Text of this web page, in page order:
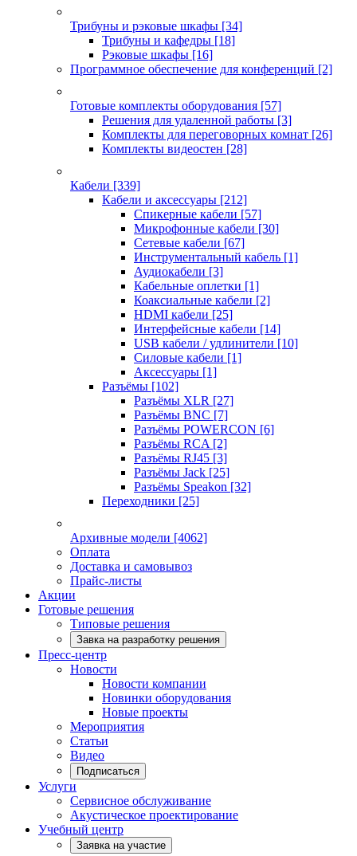
Трибуны и рэковые шкафы [34]
Трибуны и кафедры [18]
Рэковые шкафы [16]
Программное обеспечение для конференций [2]
Готовые комплекты оборудования [57]
Решения для удаленной работы [3]
Комплекты для переговорных комнат [26]
Комплекты видеостен [28]
Кабели [339]
Кабели и аксессуары [212]
Спикерные кабели [57]
Микрофонные кабели [30]
Сетевые кабели [67]
Инструментальный кабель [1]
Аудиокабели [3]
Кабельные оплетки [1]
Коаксиальные кабели [2]
HDMI кабели [25]
Интерфейсные кабели [14]
USB кабели / удлинители [10]
Силовые кабели [1]
Аксессуары [1]
Разъёмы [102]
Разъёмы XLR [27]
Разъёмы BNC [7]
Разъёмы POWERCON [6]
Разъёмы RCA [2]
Разъёмы RJ45 [3]
Разъёмы Jack [25]
Разъёмы Speakon [32]
Переходники [25]
Архивные модели [4062]
Оплата
Доставка и самовывоз
Прайс-листы
Акции
Готовые решения
Типовые решения
Завка на разработку решения
Пресс-центр
Новости
Новости компании
Новинки оборудования
Новые проекты
Мероприятия
Статьи
Видео
Подписаться
Услуги
Сервисное обслуживание
Акустическое проектирование
Учебный центр
Заявка на участие